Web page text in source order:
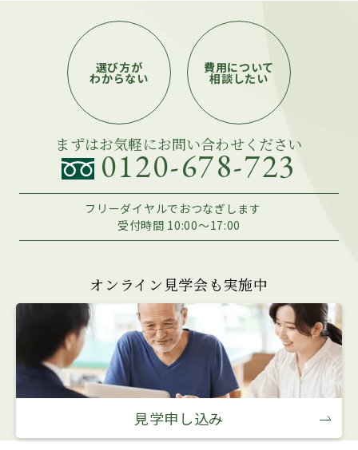
選び方が
わからない
まずはお気軽にお問い合わせください
0120-678-723
フリーダイヤルでおつなぎします
受付時間 10:00～17:00
費用について
相談したい
オンライン見学会も実施中
見学申し込み